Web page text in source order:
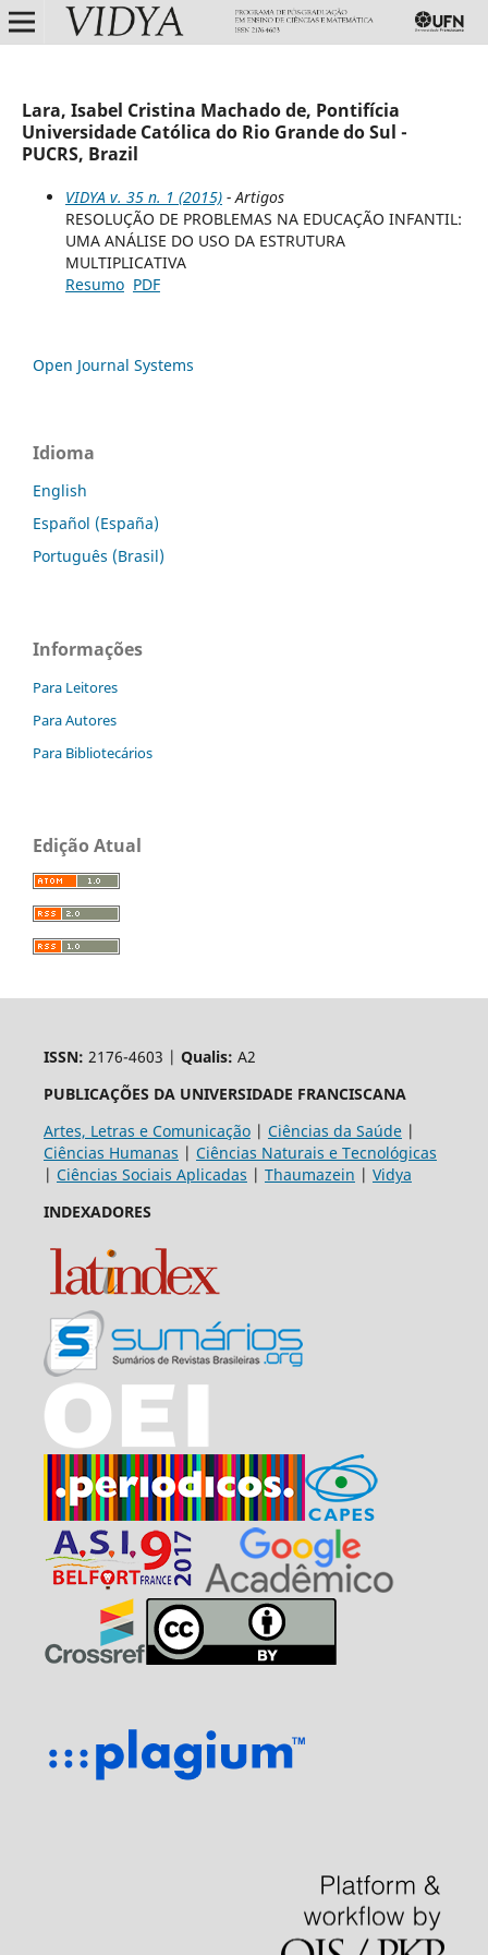
Lara, Isabel Cristina Machado de, Pontifícia
Universidade Católica do Rio Grande do Sul -
PUCRS, Brazil
VIDYA v. 35 n. 1 (2015)- Artigos
RESOLUÇÃO DE PROBLEMAS NA EDUCAÇÃO INFANTIL:
UMA ANÁLISE DO USO DA ESTRUTURA
MULTIPLICATIVA
Resumo PDF
Open Journal Systems
Idioma
English
Español (España)
Português (Brasil)
Informações
Para Leitores
Para Autores
Para Bibliotecários
Edição Atual
ISSN: 2176-4603 | Qualis: A2
PUBLICAÇÕES DA UNIVERSIDADE FRANCISCANA
Artes, Letras e Comunicação| Ciências da Saúde|
Ciências Humanas | Ciências Naturais e Tecnológicas
| Ciências Sociais Aplicadas | Thaumazein | Vidya
INDEXADORES